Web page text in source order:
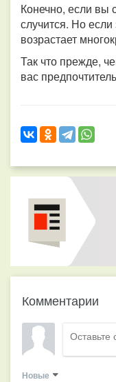
Конечно, если вы
случится. Но
возрастает
Так что прежде,
вас
Комментарии
Новые